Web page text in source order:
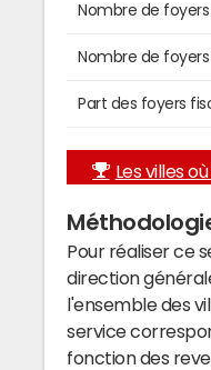
Nombre de
Nombre de
Part des foyers
Les villes
Pour réaliser ce
direction
l'ensemble des
service
fonction des